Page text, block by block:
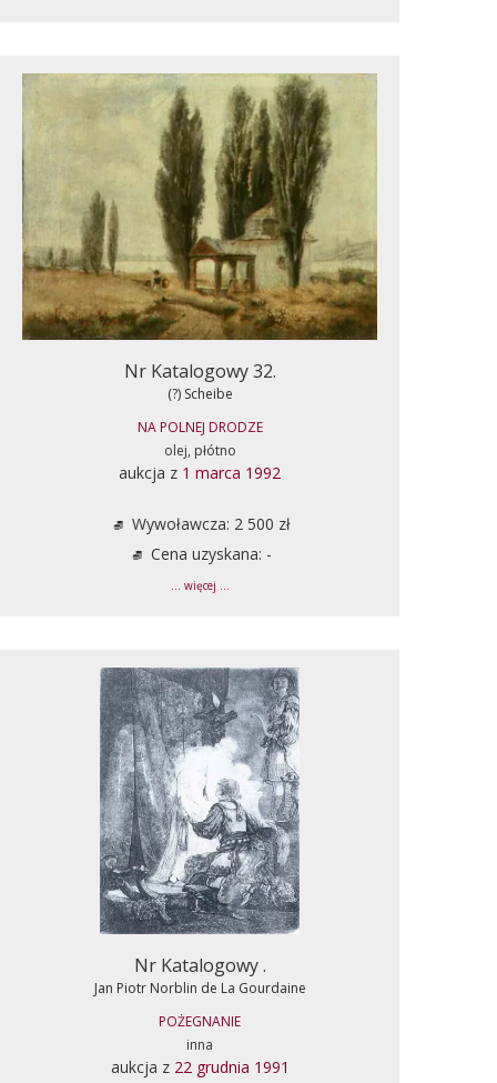
Nr Katalogowy 32.
(?) Scheibe
NA POLNEJ DRODZE
olej, płótno
aukcja z 1 marca 1992
Wywoławcza: 2 500 zł
Cena uzyskana: -
... więcej ...
Nr Katalogowy .
Jan Piotr Norblin de La Gourdaine
POŻEGNANIE
inna
aukcja z 22 grudnia 1991